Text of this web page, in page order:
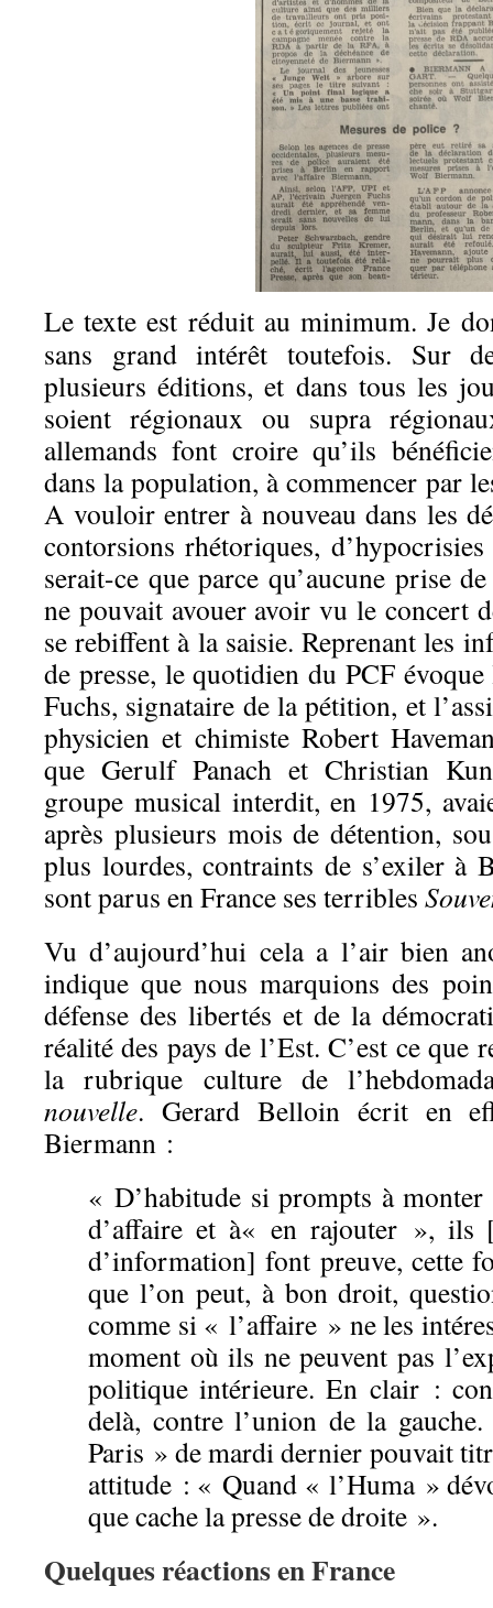
Le texte est réduit au minimum. Je
sans grand intérêt toutefois. Sur
plusieurs éditions, et dans tous les
soient régionaux ou supra
allemands font croire qu’ils
dans la population, à commencer par
A vouloir entrer à nouveau dans les
contorsions rhétoriques,
serait-ce que parce qu’aucune prise
ne pouvait avouer avoir vu le concert
se rebiffent à la saisie. Reprenant les
de presse, le quotidien du PCF
Fuchs, signataire de la pétition, et
physicien et chimiste Robert
que Gerulf Panach et Christian
groupe musical interdit, en 1975,
après plusieurs mois de détention,
plus lourdes, contraints de s’exiler à
sont parus en France ses terribles
Vu d’aujourd’hui cela a l’air bien
indique que nous marquions des
défense des libertés et de la
réalité des pays de l’Est. C’est ce que
la rubrique culture de
nouvelle. Gerard Belloin écrit en
Biermann :
« D’habitude si prompts à monter
d’affaire et à« en rajouter », ils
d’information] font preuve, cette
que l’on peut, à bon droit,
comme si « l’affaire » ne les
moment où ils ne peuvent pas
politique intérieure. En clair :
delà, contre l’union de la
Paris » de mardi dernier pouvait
attitude : « Quand « l’Huma »
que cache la presse de droite ».
Quelques réactions en France